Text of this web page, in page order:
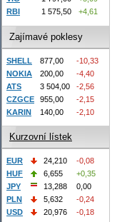
RBI
1 575,50 +4,61
Zajímavé poklesy
SHELL 877,00
-10,33
NOKIA
200,00
-4,40
ATS
3 504,00
-2,56
CZGCE
955,00
-2,15
KARIN
140,00 -2,10
Kurzovní lístek
EUR 24,210
-0,08
HUF
6,655
+0,35
JPY
13,288
0,00
PLN
5,632
-0,24
USD
20,976 -0,18